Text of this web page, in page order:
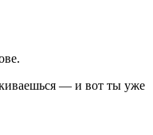
— и вот ты уже